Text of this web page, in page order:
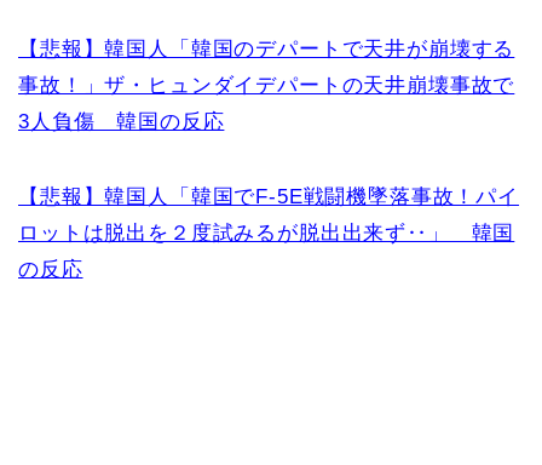
【悲報】韓国人「韓国のデパートで天井が崩壊する
事故！」ザ・ヒュンダイデパートの天井崩壊事故で
3人負傷 韓国の反応
【悲報】韓国人「韓国でF-5E戦闘機墜落事故！パイ
ロットは脱出を２度試みるが脱出出来ず‥」 韓国
の反応